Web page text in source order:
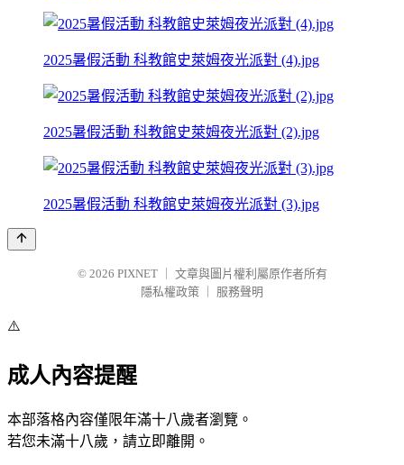
2025暑假活動 科教館史萊姆夜光派對 (4).jpg
2025暑假活動 科教館史萊姆夜光派對 (2).jpg
2025暑假活動 科教館史萊姆夜光派對 (3).jpg
© 2026 PIXNET
文章與圖片權利屬原作者所有
隱私權政策
服務聲明
⚠️
成人內容提醒
本部落格內容僅限年滿十八歲者瀏覽。
若您未滿十八歲，請立即離開。